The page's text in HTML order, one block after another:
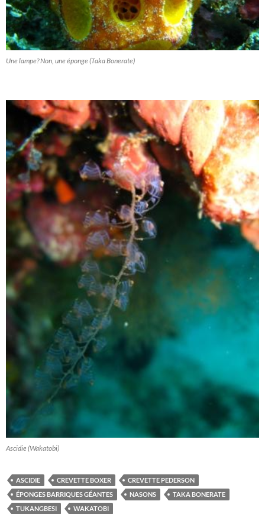
Une lampe? Non, une éponge (Taka Bonerate)
Ascidie (Wakatobi)
ASCIDIE CREVETTE BOXER
CREVETTE PEDERSON
ÉPONGES BARRIQUES GÉANTES
NASONS
TAKA BONERATE
TUKANGBESI
WAKATOBI